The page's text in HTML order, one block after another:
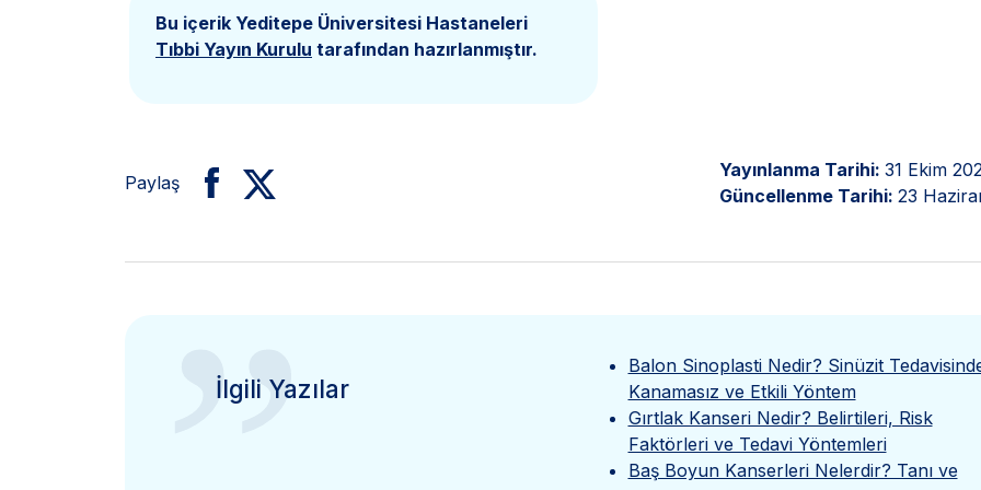
Bu içerik Yeditepe Üniversitesi Hastaneleri
Tıbbi Yayın Kurulu tarafından hazırlanmıştır.
Paylaş
Yayınlanma Tarihi: 31 Ekim
Güncellenme Tarihi: 23
İlgili Yazılar
Balon Sinoplasti Nedir? Sinüzit
Kanamasız ve Etkili Yöntem
Gırtlak Kanseri Nedir? Belirtileri, Risk
Faktörleri ve Tedavi Yöntemleri
Baş Boyun Kanserleri Nelerdir? Tanı ve